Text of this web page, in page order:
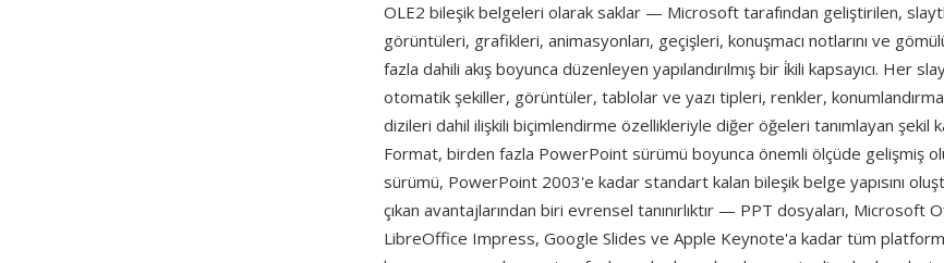
OLE2 bileşik belgeleri olarak saklar — Microsoft tarafından geliştirilen,
görüntüleri, grafikleri, animasyonları, geçişleri, konuşmacı notlarını ve
fazla dahili akış boyunca düzenleyen yapılandırılmış bir i̇kili kapsayıcı. Her
otomatik şekiller, görüntüler, tablolar ve yazı tipleri, renkler,
dizileri dahil ilişkili biçimlendirme özellikleriyle diğer öğeleri tanımlayan şekil
Format, birden fazla PowerPoint sürümü boyunca önemli ölçüde gelişmiş
sürümü, PowerPoint 2003'e kadar standart kalan bileşik belge yapısını
çıkan avantajlarından biri evrensel tanınırlıktır — PPT dosyaları, Microsoft
LibreOffice Impress, Google Slides ve Apple Keynote'a kadar tüm